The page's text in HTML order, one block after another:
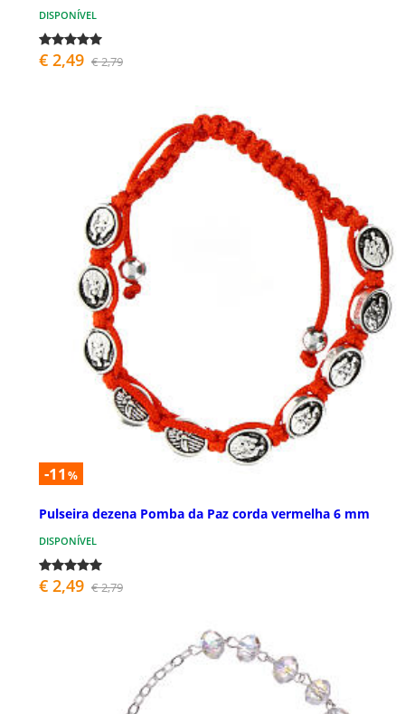
DISPONÍVEL
€ 2,49 € 2,79
-11 %
Pulseira dezena Pomba da Paz corda vermelha 6 mm
DISPONÍVEL
€ 2,49 € 2,79